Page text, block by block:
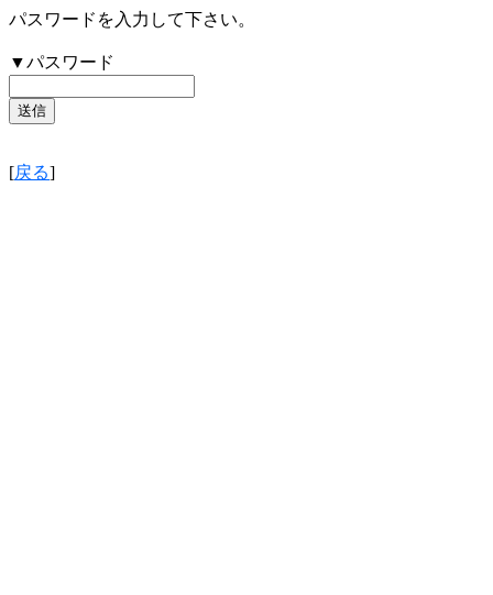
パスワードを入力して下さい。
▼パスワード
[戻る]